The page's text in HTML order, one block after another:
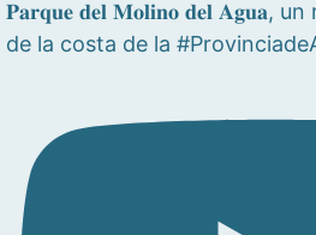
𝐏𝐚𝐫𝐪𝐮𝐞 𝐝𝐞𝐥 𝐌𝐨𝐥𝐢𝐧𝐨 𝐝𝐞𝐥 𝐀𝐠𝐮𝐚,
de la costa de la